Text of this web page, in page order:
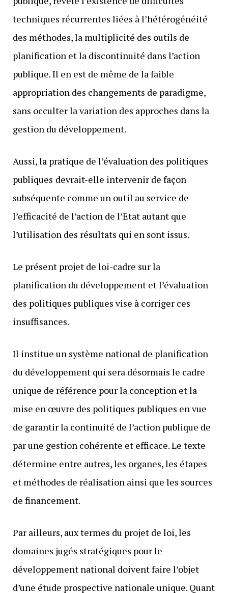
techniques récurrentes liées à l’hétérogénéité
des méthodes, la multiplicité des outils de
planification et la discontinuité dans l’action
publique. Il en est de même de la faible
appropriation des changements de paradigme,
sans occulter la variation des approches dans la
gestion du développement.
Aussi, la pratique de l’évaluation des politiques
publiques devrait-elle intervenir de façon
subséquente comme un outil au service de
l’efficacité de l’action de l’Etat autant que
l’utilisation des résultats qui en sont issus.
Le présent projet de loi-cadre sur la
planification du développement et l’évaluation
des politiques publiques vise à corriger ces
insuffisances.
Il institue un système national de planification
du développement qui sera désormais le cadre
unique de référence pour la conception et la
mise en œuvre des politiques publiques en vue
de garantir la continuité de l’action publique de
par une gestion cohérente et efficace. Le texte
détermine entre autres, les organes, les étapes
et méthodes de réalisation ainsi que les sources
de financement.
Par ailleurs, aux termes du projet de loi, les
domaines jugés stratégiques pour le
développement national doivent faire l’objet
d’une étude prospective nationale unique. Quant